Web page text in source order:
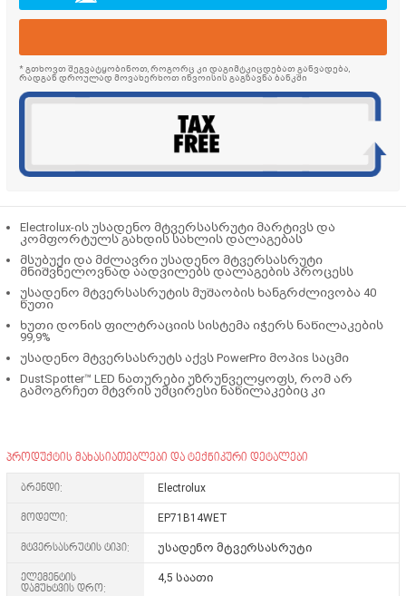
* გთხოვთ შეგვატყობინოთ, როგორც კი დაგიმტკიცდებათ განვადება,
რადგან დროულად მოვახერხოთ ინვოისის გაგზავნა ბანკში
Electrolux-ის უსადენო მტვერსასრუტი მარტივს და
კომფორტულს გახდის სახლის დალაგებას
მსუბუქი და მძლავრი უსადენო მტვერსასრუტი
მნიშვნელოვნად აადვილებს დალაგების პროცესს
უსადენო მტვერსასრუტის მუშაობის ხანგრძლივობა 40
წუთი
ხუთი დონის ფილტრაციის სისტემა იჭერს ნაწილაკების
99,9%
უსადენო მტვერსასრუტს აქვს PowerPro მოპიs საცმი
DustSpotter™ LED ნათურები უზრუნველყოფს, რომ არ
გამოგრჩეთ მტვრის უმცირესი ნაწილაკებიც კი
პროდუქტის მახასიათებლები და ტექნიკური დეტალები
ბრენდი: Electrolux
მოდელი: EP71B14WET
მტვერსასრუტის ტიპი: უსადენო მტვერსასრუტი
ელემენტის
დამუხტვის დრო:
4,5 საათი